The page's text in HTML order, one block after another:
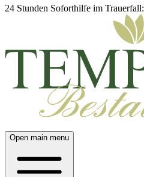
24 Stunden Soforthilfe im Trauerfall:
Open main menu